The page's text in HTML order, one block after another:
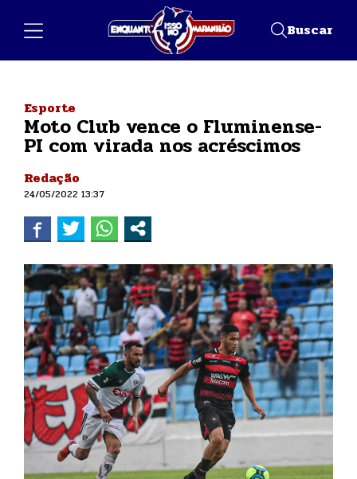
Buscar
Esporte
Moto Club vence o Fluminense-
PI com virada nos acréscimos
Redação
24/05/2022 13:37